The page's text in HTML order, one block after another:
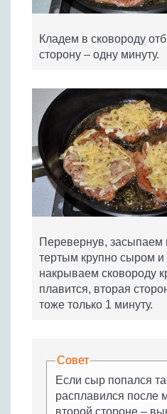
Кладем в сковороду
сторону – одну минуту.
Перевернув, засыпаем
тертым крупно сыром и
накрываем сковороду
плавится, вторая
тоже только 1 минуту.
Совет
Если сыр попался
расплавился после
второй стороне –